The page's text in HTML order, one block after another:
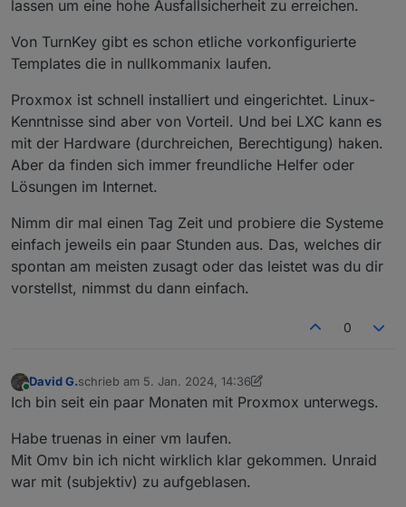
das mit Graphana und Datenbanken?
Danke
lassen um eine hohe Ausfallsicherheit zu erreichen.
Von TurnKey gibt es schon etliche vorkonfigurierte
Templates die in nullkommanix laufen.
Proxmox ist schnell installiert und eingerichtet. Linux-
Kenntnisse sind aber von Vorteil. Und bei LXC kann es
mit der Hardware (durchreichen, Berechtigung) haken.
Aber da finden sich immer freundliche Helfer oder
Lösungen im Internet.
Nimm dir mal einen Tag Zeit und probiere die Systeme
einfach jeweils ein paar Stunden aus. Das, welches dir
spontan am meisten zusagt oder das leistet was du dir
vorstellst, nimmst du dann einfach.
0
Online
David G.schrieb am 5. Jan. 2024, 14:36
zuletzt editiert von David G.1. Mai 2024, 15:57
Ich bin seit ein paar Monaten mit Proxmox unterwegs.
Habe truenas in einer vm laufen.
Mit Omv bin ich nicht wirklich klar gekommen. Unraid
war mit (subjektiv) zu aufgeblasen.